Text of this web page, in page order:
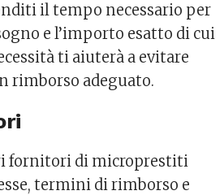
il tempo necessario per
e l’importo esatto di cui
ti aiuterà a evitare
rimborso adeguato.
fornitori di microprestiti
termini di rimborso e